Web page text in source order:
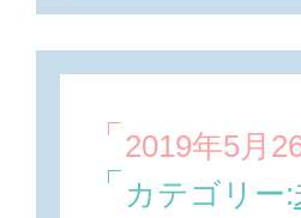
2019年5月
カテゴリー: